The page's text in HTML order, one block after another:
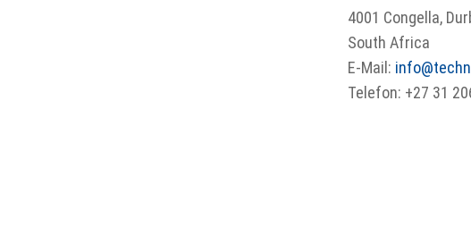
4001 Congella,
South Africa
E-Mail:
Telefon: +27 31